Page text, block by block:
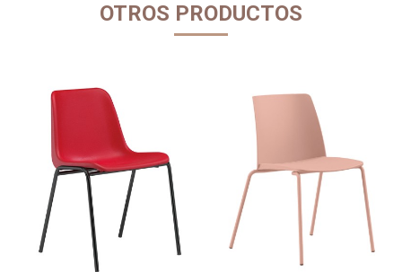
OTROS PRODUCTOS